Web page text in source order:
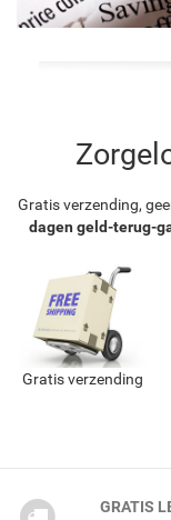
Gratis verzending,
dagen geld-terug-
Gratis verzending
GRATIS